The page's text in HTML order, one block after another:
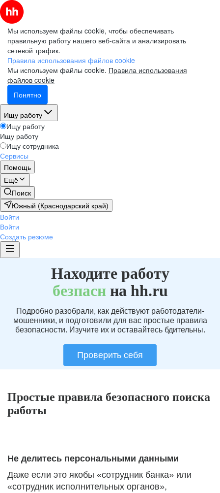
Мы используем файлы cookie, чтобы обеспечивать
правильную работу нашего веб-сайта и анализировать
сетевой трафик.
Правила использования файлов cookie
Мы используем файлы cookie. Правила использования
файлов cookie
Понятно
Ищу работу
Ищу работу
Ищу работу
Ищу сотрудника
Сервисы
Помощь
Ещё
Поиск
Южный (Краснодарский край)
Войти
Войти
Создать резюме
Находите работу
безпаснна hh.ru
Подробно разобрали, как действуют работодатели-
мошенники, и подготовили для вас простые правила
безопасности. Изучите их и оставайтесь бдительны.
Проверить себя
Простые правила безопасного поиска
работы
Не делитесь персональными данными
Даже если это якобы «сотрудник банка» или
«сотрудник исполнительных органов»,